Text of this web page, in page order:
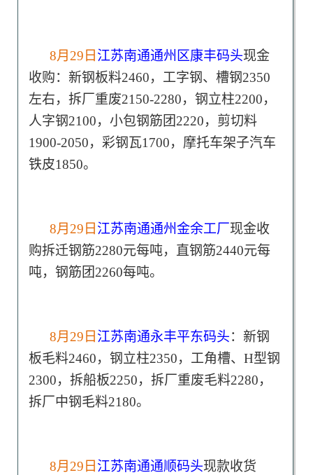
8月29日 江苏南通通州区康丰码头现金
收购：新钢板料2460，工字钢、槽钢2350
左右，拆厂重废2150-2280，钢立柱2200，
人字钢2100，小包钢筋团2220，剪切料
1900-2050，彩钢瓦1700，摩托车架子汽车
铁皮1850。
8月29日 江苏南通通州金余工厂 现金收
购拆迁钢筋2280元每吨，直钢筋2440元每
吨，钢筋团2260每吨。
8月29日 江苏南通永丰平东码头：新钢
板毛料2460，钢立柱2350，工角槽、H型钢
2300，拆船板2250，拆厂重废毛料2280，
拆厂中钢毛料2180。
8月29日 江苏南通通顺码头现款收货